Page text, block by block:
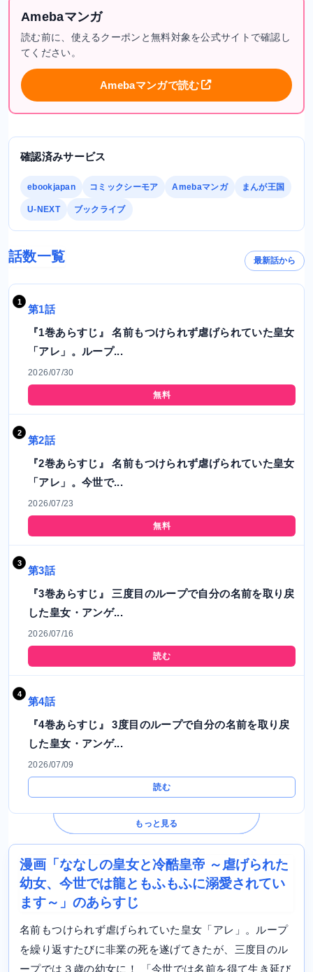
Amebaマンガ
読む前に、使えるクーポンと無料対象を公式サイトで確認し
てください。
Amebaマンガで読む
確認済みサービス
ebookjapan コミックシーモア Amebaマンガ まんが王国
U-NEXT ブックライブ
話数一覧 最新話から
第1話
『1巻あらすじ』 名前もつけられず虐げられていた皇女
「アレ」。ループ...
2026/07/30
無料
第2話
『2巻あらすじ』 名前もつけられず虐げられていた皇女
「アレ」。今世で...
2026/07/23
無料
第3話
『3巻あらすじ』 三度目のループで自分の名前を取り戻
した皇女・アンゲ...
2026/07/16
読む
第4話
『4巻あらすじ』 3度目のループで自分の名前を取り戻
した皇女・アンゲ...
2026/07/09
読む
もっと見る
漫画「ななしの皇女と冷酷皇帝 ～虐げられた
幼女、今世では龍ともふもふに溺愛されてい
ます～」のあらすじ
名前もつけられず虐げられていた皇女「アレ」。ループ
を繰り返すたびに非業の死を遂げてきたが、三度目のル
ープでは３歳の幼女に！ 「今世では名前を得て生き延び